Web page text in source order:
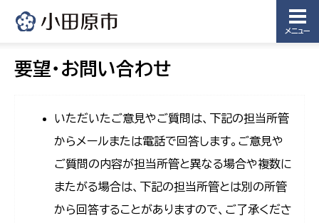
メニュー
要望・お問い合わせ
いただいたご意見やご質問は、下記の担当所管
からメールまたは電話で回答します。ご意見や
ご質問の内容が担当所管と異なる場合や複数に
またがる場合は、下記の担当所管とは別の所管
から回答することがありますので、ご了承くださ